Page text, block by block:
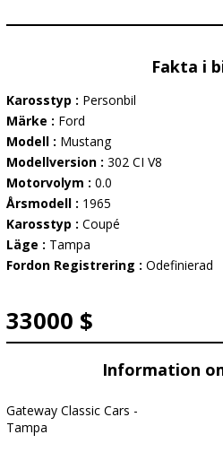
Fakta i
Karosstyp : Personbil
Märke : Ford
Modell : Mustang
Modellversion : 302 CI V8
Motorvolym : 0.0
Årsmodell : 1965
Karosstyp : Coupé
Läge : Tampa
Fordon Registrering : Odefinierad
33000 $
Information
Gateway Classic Cars -
Tampa